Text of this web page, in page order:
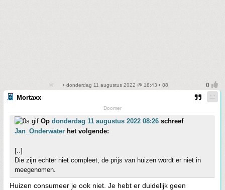
• donderdag 11 augustus 2022 @ 18:43 • 88
Mortaxx
Doomer
Op donderdag 11 augustus 2022 08:26 schreef
Jan_Onderwater het volgende:
[..]
Die zijn echter niet compleet, de prijs van huizen wordt er niet in
meegenomen.
Huizen consumeer je ook niet. Je hebt er duidelijk geen